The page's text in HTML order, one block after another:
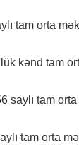
tam orta
kənd tam
saylı tam
tam orta